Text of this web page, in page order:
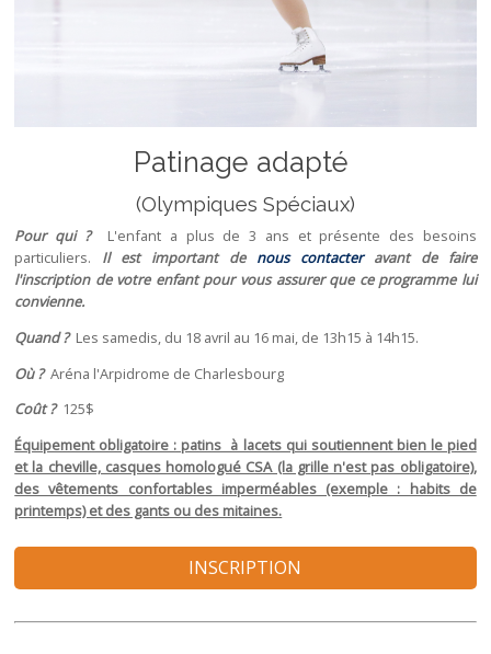
Patinage adapté
(Olympiques Spéciaux)
Pour qui ?
L'enfant a plus de 3 ans et présente des besoins
particuliers. Il est important de nous contacter avant de faire
l'inscription de votre enfant pour vous assurer que ce programme lui
convienne.
Quand ?Les samedis, du 18 avril au 16 mai, de 13h15 à 14h15.
Où ?Aréna l'Arpidrome de Charlesbourg
Coût ? 125$
Équipement obligatoire : patins à lacets qui soutiennent bien le pied
et la cheville, casques homologué CSA (la grille n'est pas obligatoire),
des vêtements confortables imperméables (exemple : habits de
printemps) et des gants ou des mitaines.
INSCRIPTION